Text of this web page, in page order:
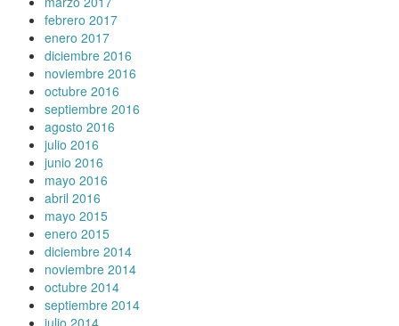
febrero 2017
enero 2017
diciembre 2016
noviembre 2016
octubre 2016
septiembre 2016
agosto 2016
julio 2016
junio 2016
mayo 2016
abril 2016
mayo 2015
enero 2015
diciembre 2014
noviembre 2014
octubre 2014
septiembre 2014
julio 2014